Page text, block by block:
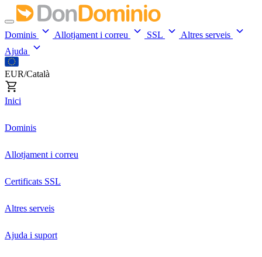
Dominis Allotjament i correu SSL
Altres serveis
Ajuda
EUR/Català
Inici
Dominis
Allotjament i correu
Certificats SSL
Altres serveis
Ajuda i suport